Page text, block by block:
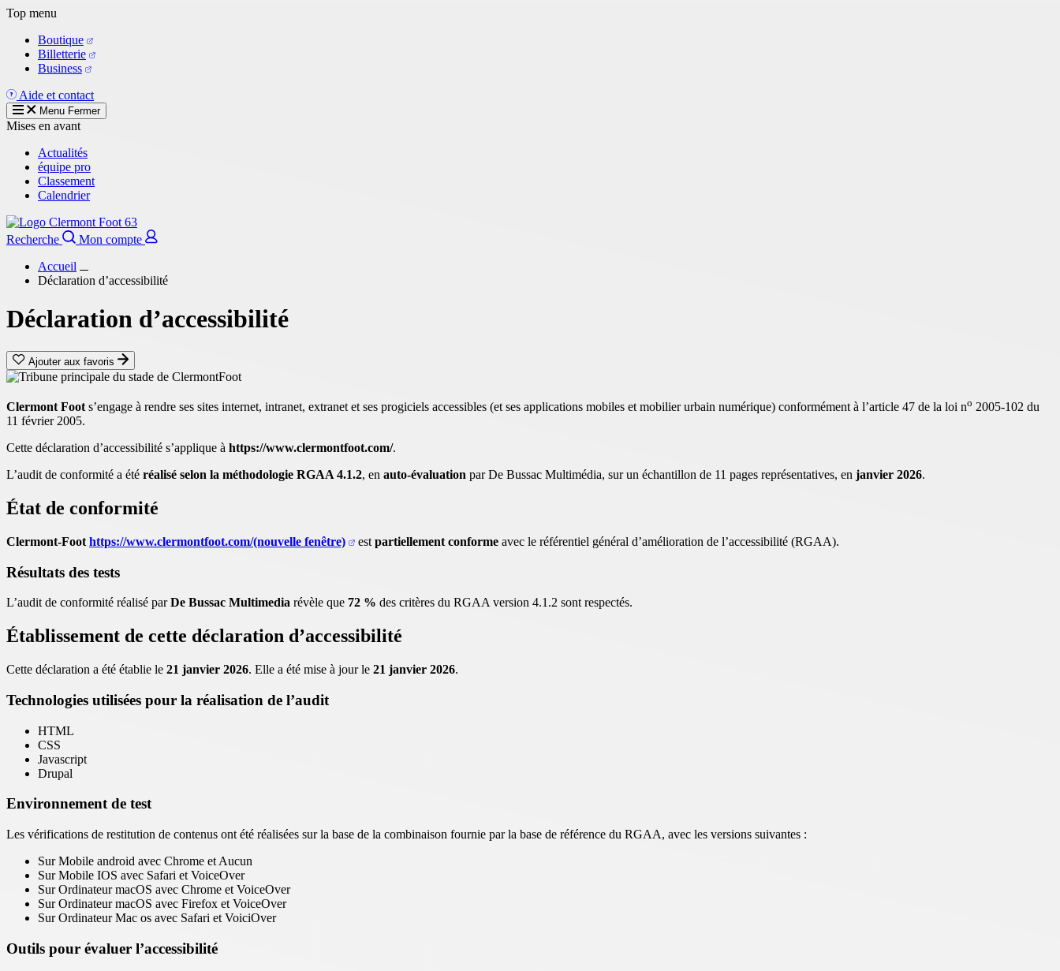
Aller
contenu
principal
Top menu
Boutique
Billetterie
Business
Aide et contact
Menu Fermer
Mises en avant
Actualités
équipe pro
Classement
Calendrier
Recherche
Mon compte
Accueil
Déclaration d’accessibilité
Déclaration d’accessibilité
Ajouter aux favoris
Clermont Foot s’engage à rendre ses sites internet, intranet, extranet et ses progiciels accessibles (et ses applications mobiles et mobilier urbain numérique) conformément à l’article 47 de la loi no 2005-102 du
11 février 2005.
Cette déclaration d’accessibilité s’applique à https://www.clermontfoot.com/.
L’audit de conformité a été réalisé selon la méthodologie RGAA 4.1.2, en auto-évaluation par De Bussac Multimédia, sur un échantillon de 11 pages représentatives, en janvier 2026.
État de conformité
Clermont-Foot https://www.clermontfoot.com/(nouvelle fenêtre) est partiellement conforme avec le référentiel général d’amélioration de l’accessibilité (RGAA).
Résultats des tests
L’audit de conformité réalisé parDe Bussac Multimedia révèle que 72 % des critères du RGAA version 4.1.2 sont respectés.
Établissement de cette déclaration d’accessibilité
Cette déclaration a été établie le 21 janvier 2026. Elle a été mise à jour le 21 janvier 2026.
Technologies utilisées pour la réalisation de l’audit
HTML
CSS
Javascript
Drupal
Environnement de test
Les vérifications de restitution de contenus ont été réalisées sur la base de la combinaison fournie par la base de référence du RGAA, avec les versions suivantes :
Sur Mobile android avec Chrome et Aucun
Sur Mobile IOS avec Safari et VoiceOver
Sur Ordinateur macOS avec Chrome et VoiceOver
Sur Ordinateur macOS avec Firefox et VoiceOver
Sur Ordinateur Mac os avec Safari et VoiciOver
Outils pour évaluer l’accessibilité